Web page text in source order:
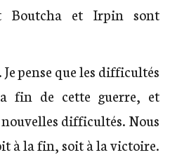
Boutcha et Irpin sont
pense que les difficultés
fin de cette guerre, et
difficultés. Nous
à la fin, soit à la victoire.